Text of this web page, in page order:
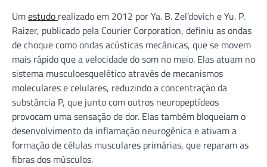
Umestudo realizado em 2012 por Ya. B. Zel’dovich e Yu. P.
Raizer, publicado pela Courier Corporation, definiu as ondas
de choque como ondas acústicas mecânicas, que se movem
mais rápido que a velocidade do som no meio. Elas atuam no
sistema musculoesquelético através de mecanismos
moleculares e celulares, reduzindo a concentração da
substância P, que junto com outros neuropeptídeos
provocam uma sensação de dor. Elas também bloqueiam o
desenvolvimento da inflamação neurogênica e ativam a
formação de células musculares primárias, que reparam as
fibras dos músculos.